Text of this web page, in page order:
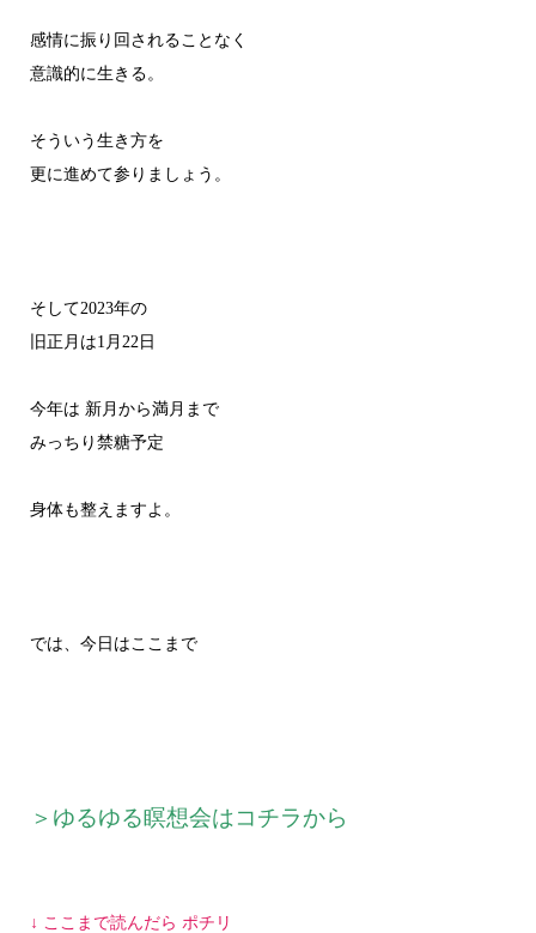
感情に振り回されることなく
意識的に生きる。
そういう生き方を
更に進めて参りましょう。
そして2023年の
旧正月は1月22日
今年は 新月から満月まで
みっちり禁糖予定
身体も整えますよ。
では、今日はここまで
＞ゆるゆる瞑想会はコチラから
↓ ここまで読んだら ポチリ